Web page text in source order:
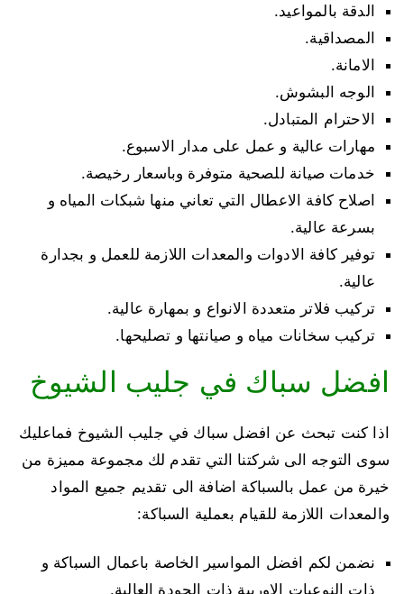
الدقة بالمواعيد.
المصداقية.
الامانة.
الوجه البشوش.
الاحترام المتبادل.
مهارات عالية و عمل على مدار الاسبوع.
خدمات صيانة للصحية متوفرة وباسعار رخيصة.
اصلاح كافة الاعطال التي تعاني منها شبكات المياه و
بسرعة عالية.
توفير كافة الادوات والمعدات اللازمة للعمل و بجدارة
عالية.
تركيب فلاتر متعددة الانواع و بمهارة عالية.
تركيب سخانات مياه و صيانتها و تصليحها.
افضل سباك في جليب الشيوخ
اذا كنت تبحث عن افضل سباك في جليب الشيوخ فماعليك
سوى التوجه الى شركتنا التي تقدم لك مجموعة مميزة من
خيرة من عمل بالسباكة اضافة الى تقديم جميع المواد
والمعدات اللازمة للقيام بعملية السباكة:
نضمن لكم افضل المواسير الخاصة باعمال السباكة و
ذات النوعيات الاوربية ذات الجودة العالية.